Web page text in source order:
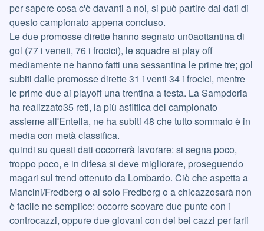
per sapere cosa c'è davanti a noi, si può partire dai dati di
questo campionato appena concluso.
Le due promosse dirette hanno segnato un0aottantina di
gol (77 i veneti, 76 i frocici), le squadre ai play off
mediamente ne hanno fatti una sessantina le prime tre; gol
subiti dalle promosse dirette 31 i venti 34 i frocici, mentre
le prime due ai playoff una trentina a testa. La Sampdoria
ha realizzato35 reti, la più asfittica del campionato
assieme all'Entella, ne ha subiti 48 che tutto sommato è in
media con metà classifica.
quindi su questi dati occorrerà lavorare: si segna poco,
troppo poco, e in difesa si deve migliorare, proseguendo
magari sul trend ottenuto da Lombardo. Ciò che aspetta a
Mancini/Fredberg o al solo Fredberg o a chicazzosarà non
è facile ne semplice: occorre scovare due punte con i
controcazzi, oppure due giovani con dei bei cazzi per farli